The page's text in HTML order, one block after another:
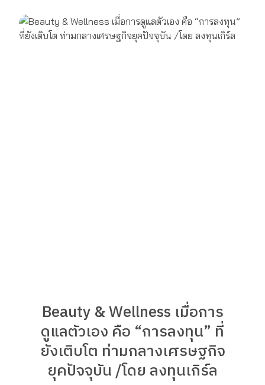
Beauty & Wellness เมื่อการ
ดูแลตัวเอง คือ “การลงทุน” ที่
ยังเติบโต ท่ามกลางเศรษฐกิจ
ยุคปัจจุบัน /โดย ลงทุนเกิร์ล